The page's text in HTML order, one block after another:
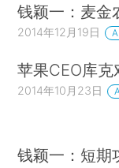
钱颖一：麦金
2014年12月19日
苹果CEO库克
2014年10月23日
钱颖一：短期